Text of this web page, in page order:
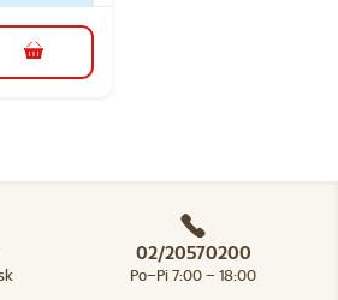
do košíka
02/20570200
Po–Pi 7:00 – 18:00